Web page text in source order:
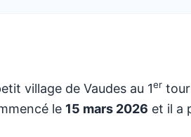
village de Vaudes au 1er
le 15 mars 2026 et il a